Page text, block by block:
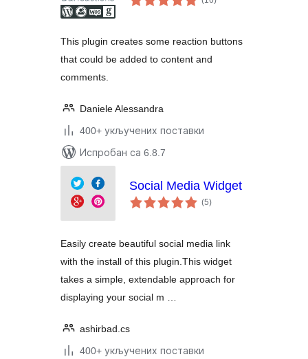
оцена
This plugin creates some reaction buttons
that could be added to content and
comments.
Daniele Alessandra
400+ укључених поставки
Испробан са 6.8.7
Social Media Widget
(5укупних
оцена
)
Easily create beautiful social media link
with the install of this plugin.This widget
takes a simple, extendable approach for
displaying your social m …
ashirbad.cs
400+ укључених поставки